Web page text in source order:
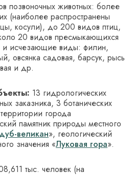
позвоночных животных: более
(наиболее распространены
косули), до 200 видов птиц,
20 видов пресмыкающихся
и исчезающие виды: филин,
овсянка садовая, барсук, рысь
и др.
13 гидрологических
заказника, 3 ботанических
города
памятник природы местного
великан», геологический
значения «­Луковая гора».­ ­
тыс. человек (на